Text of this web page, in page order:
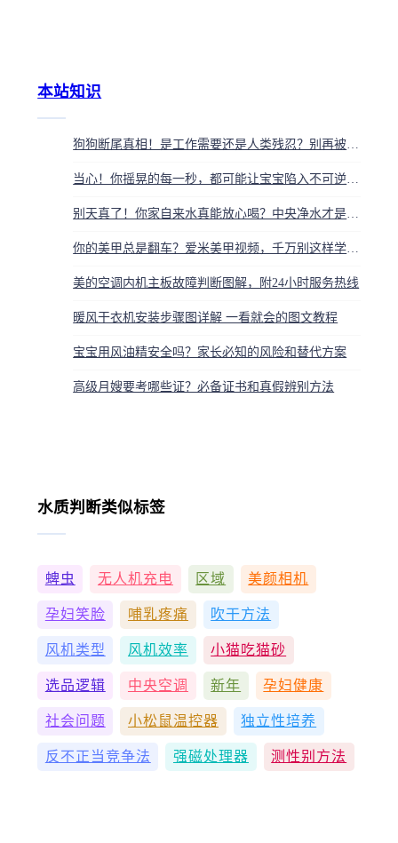
本站知识
狗狗断尾真相！是工作需要还是人类残忍？别再被蒙在鼓里了
当心！你摇晃的每一秒，都可能让宝宝陷入不可逆的摇晃婴儿综合征
别天真了！你家自来水真能放心喝？中央净水才是健康的隐形守护神
你的美甲总是翻车？爱米美甲视频，千万别这样学，我踩过的坑你别跳
美的空调内机主板故障判断图解，附24小时服务热线
暖风干衣机安装步骤图详解 一看就会的图文教程
宝宝用风油精安全吗？家长必知的风险和替代方案
高级月嫂要考哪些证？必备证书和真假辨别方法
水质判断类似标签
蜱虫 无人机充电 区域 美颜相机
孕妇笑脸 哺乳疼痛 吹干方法
风机类型 风机效率 小猫吃猫砂
选品逻辑 中央空调 新年 孕妇健康
社会问题 小松鼠温控器 独立性培养
反不正当竞争法 强磁处理器 测性别方法